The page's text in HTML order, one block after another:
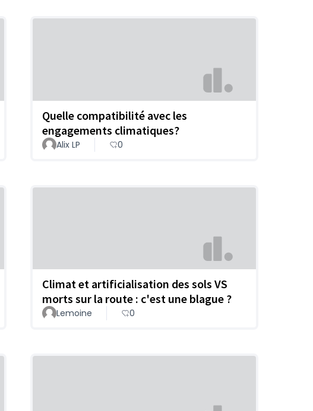
Quelle compatibilité avec les
engagements climatiques?
Alix LP 0
Climat et artificialisation des sols VS
morts sur la route : c'est une blague ?
Lemoine 0